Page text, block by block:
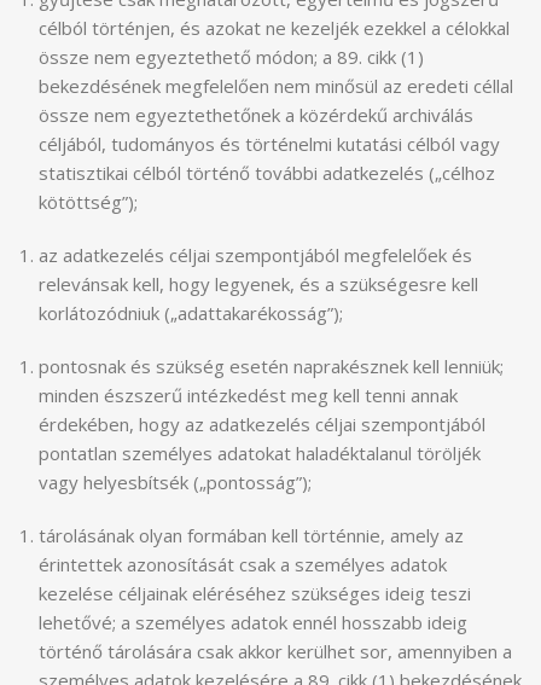
célból történjen, és azokat ne kezeljék ezekkel a célokkal
össze nem egyeztethető módon; a 89. cikk (1)
bekezdésének megfelelően nem minősül az eredeti céllal
össze nem egyeztethetőnek a közérdekű archiválás
céljából, tudományos és történelmi kutatási célból vagy
statisztikai célból történő további adatkezelés („célhoz
kötöttség”);
az adatkezelés céljai szempontjából megfelelőek és
relevánsak kell, hogy legyenek, és a szükségesre kell
korlátozódniuk („adattakarékosság”);
pontosnak és szükség esetén naprakésznek kell lenniük;
minden észszerű intézkedést meg kell tenni annak
érdekében, hogy az adatkezelés céljai szempontjából
pontatlan személyes adatokat haladéktalanul töröljék
vagy helyesbítsék („pontosság”);
tárolásának olyan formában kell történnie, amely az
érintettek azonosítását csak a személyes adatok
kezelése céljainak eléréséhez szükséges ideig teszi
lehetővé; a személyes adatok ennél hosszabb ideig
történő tárolására csak akkor kerülhet sor, amennyiben a
személyes adatok kezelésére a 89. cikk (1) bekezdésének